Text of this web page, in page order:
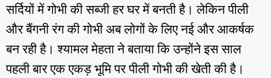
सर्दियों में गोभी की सब्जी हर घर में बनती है। लेकिन पीली
और बैंगनी रंग की गोभी अब लोगों के लिए नई और आकर्षक
बन रही है। श्यामल मेहता ने बताया कि उन्होंने इस साल
पहली बार एक एकड़ भूमि पर पीली गोभी की खेती की है।